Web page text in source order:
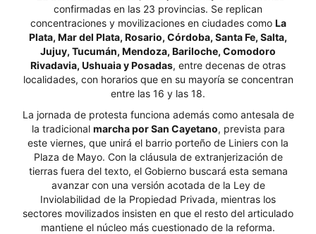
confirmadas en las 23 provincias. Se replican
concentraciones y movilizaciones en ciudades como La
Plata, Mar del Plata, Rosario, Córdoba, Santa Fe, Salta,
Jujuy, Tucumán, Mendoza, Bariloche, Comodoro
Rivadavia, Ushuaia y Posadas, entre decenas de otras
localidades, con horarios que en su mayoría se concentran
entre las 16 y las 18.
La jornada de protesta funciona además como antesala de
la tradicional marcha por San Cayetano, prevista para
este viernes, que unirá el barrio porteño de Liniers con la
Plaza de Mayo. Con la cláusula de extranjerización de
tierras fuera del texto, el Gobierno buscará esta semana
avanzar con una versión acotada de la Ley de
Inviolabilidad de la Propiedad Privada, mientras los
sectores movilizados insisten en que el resto del articulado
mantiene el núcleo más cuestionado de la reforma.